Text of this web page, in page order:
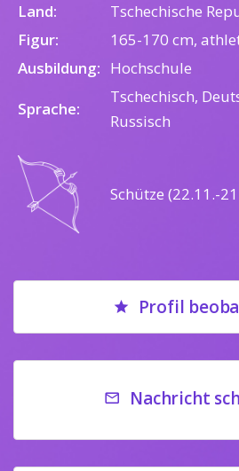
Land:
Tschechische
Figur:
165-170 cm,
Ausbildung: Hochschule
Sprache:
Tschechisch,
Russisch
Schütze (22.11.-
Profil
Nachricht